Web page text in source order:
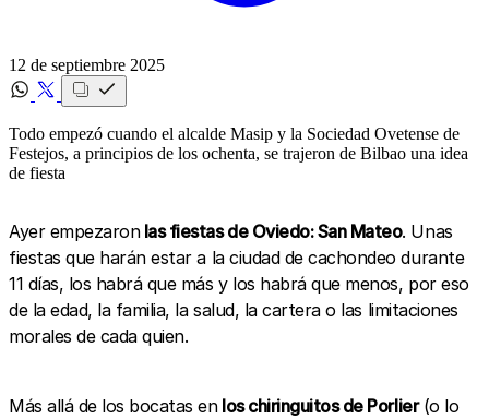
12 de septiembre 2025
Todo empezó cuando el alcalde Masip y la Sociedad Ovetense de
Festejos, a principios de los ochenta, se trajeron de Bilbao una idea
de fiesta
Ayer empezaronlas fiestas de Oviedo: San Mateo. Unas
fiestas que harán estar a la ciudad de cachondeo durante
11 días, los habrá que más y los habrá que menos, por eso
de la edad, la familia, la salud, la cartera o las limitaciones
morales de cada quien.
Más allá de los bocatas enlos chiringuitos de Porlier(o lo